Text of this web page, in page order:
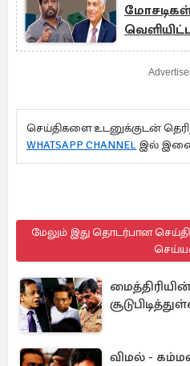
மோசடிகள்
செய்திகளை உடனுக்குடன்
WHATSAPP CHANNEL இல்
மேலும் இது தொடர்பான
விமல் -